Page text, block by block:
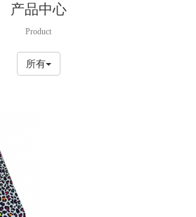
产品中心
Product
所有